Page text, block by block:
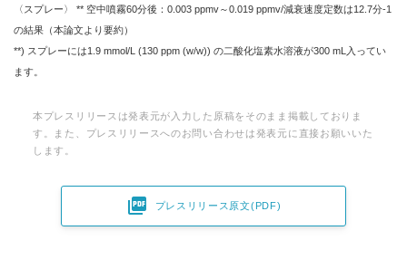
〈スプレー〉 ** 空中噴霧60分後：0.003 ppmv～0.019 ppmv/減衰速度定数は12.7分-1
の結果（本論文より要約）
**) スプレーには1.9 mmol/L (130 ppm (w/w)) の二酸化塩素水溶液が300 mL入ってい
ます。
本プレスリリースは発表元が入力した原稿をそのまま掲載しておりま
す。また、プレスリリースへのお問い合わせは発表元に直接お願いいた
します。
 プレスリリース原文(PDF)